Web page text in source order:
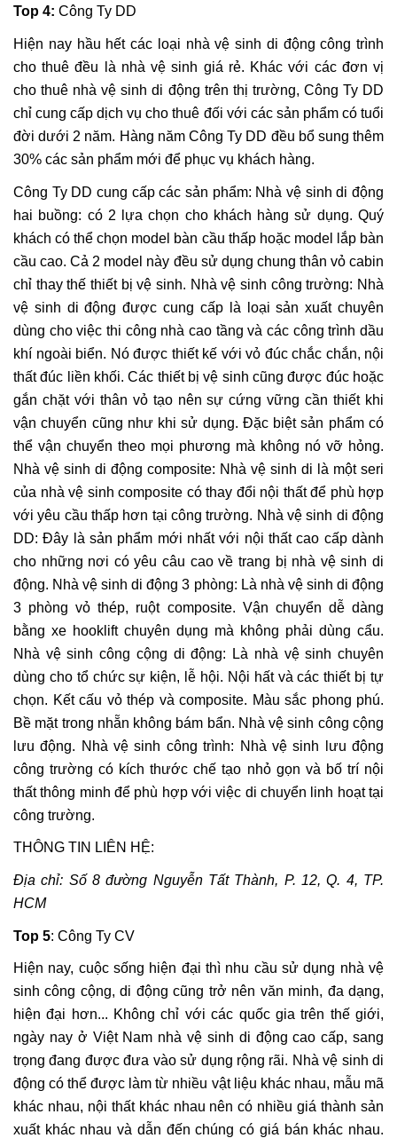
Top 4: Công Ty DD
Hiện nay hầu hết các loại nhà vệ sinh di động công trình
cho thuê đều là nhà vệ sinh giá rẻ. Khác với các đơn vị
cho thuê nhà vệ sinh di động trên thị trường, Công Ty DD
chỉ cung cấp dịch vụ cho thuê đối với các sản phẩm có tuổi
đời dưới 2 năm. Hàng năm Công Ty DD đều bổ sung thêm
30% các sản phẩm mới để phục vụ khách hàng.
Công Ty DD cung cấp các sản phẩm: Nhà vệ sinh di động
hai buồng: có 2 lựa chọn cho khách hàng sử dụng. Quý
khách có thể chọn model bàn cầu thấp hoặc model lắp bàn
cầu cao. Cả 2 model này đều sử dụng chung thân vỏ cabin
chỉ thay thế thiết bị vệ sinh. Nhà vệ sinh công trường: Nhà
vệ sinh di động được cung cấp là loại sản xuất chuyên
dùng cho việc thi công nhà cao tầng và các công trình dầu
khí ngoài biển. Nó được thiết kế với vỏ đúc chắc chắn, nội
thất đúc liền khối. Các thiết bị vệ sinh cũng được đúc hoặc
gắn chặt với thân vỏ tạo nên sự cứng vững cần thiết khi
vận chuyển cũng như khi sử dụng. Đặc biệt sản phẩm có
thể vận chuyển theo mọi phương mà không nó vỡ hỏng.
Nhà vệ sinh di động composite: Nhà vệ sinh di là một seri
của nhà vệ sinh composite có thay đổi nội thất để phù hợp
với yêu cầu thấp hơn tại công trường. Nhà vệ sinh di động
DD: Đây là sản phẩm mới nhất với nội thất cao cấp dành
cho những nơi có yêu câu cao về trang bị nhà vệ sinh di
động. Nhà vệ sinh di động 3 phòng: Là nhà vệ sinh di động
3 phòng vỏ thép, ruột composite. Vận chuyển dễ dàng
bằng xe hooklift chuyên dụng mà không phải dùng cẩu.
Nhà vệ sinh công cộng di động: Là nhà vệ sinh chuyên
dùng cho tổ chức sự kiện, lễ hội. Nội hất và các thiết bị tự
chọn. Kết cấu vỏ thép và composite. Màu sắc phong phú.
Bề mặt trong nhẵn không bám bẩn. Nhà vệ sinh công cộng
lưu động. Nhà vệ sinh công trình: Nhà vệ sinh lưu động
công trường có kích thước chế tạo nhỏ gọn và bố trí nội
thất thông minh để phù hợp với việc di chuyển linh hoạt tại
công trường.
THÔNG TIN LIÊN HỆ:
Địa chỉ: Số 8 đường Nguyễn Tất Thành, P. 12, Q. 4, TP.
HCM
Top 5: Công Ty CV
Hiện nay, cuộc sống hiện đại thì nhu cầu sử dụng nhà vệ
sinh công cộng, di động cũng trở nên văn minh, đa dạng,
hiện đại hơn... Không chỉ với các quốc gia trên thế giới,
ngày nay ở Việt Nam nhà vệ sinh di động cao cấp, sang
trọng đang được đưa vào sử dụng rộng rãi. Nhà vệ sinh di
động có thể được làm từ nhiều vật liệu khác nhau, mẫu mã
khác nhau, nội thất khác nhau nên có nhiều giá thành sản
xuất khác nhau và dẫn đến chúng có giá bán khác nhau.